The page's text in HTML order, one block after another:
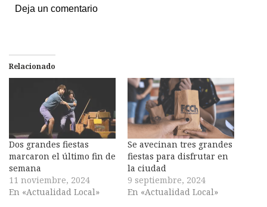
Deja un comentario
Relacionado
Dos grandes fiestas
marcaron el último fin de
semana
11 noviembre, 2024
En «Actualidad Local»
Se avecinan tres grandes
fiestas para disfrutar en
la ciudad
9 septiembre, 2024
En «Actualidad Local»